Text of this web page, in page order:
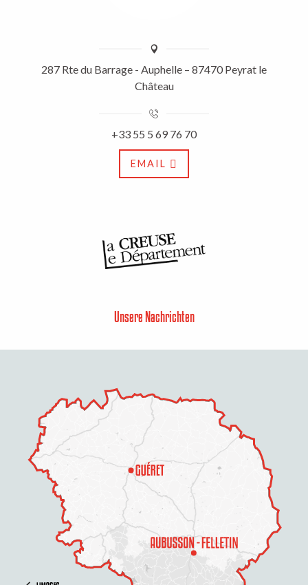
Beschreibung
Service
Preise
287 Rte du Barrage - Auphelle – 87470 Peyrat le
Château
+33 55 5 69 76 70
EMAIL
Unsere Nachrichten